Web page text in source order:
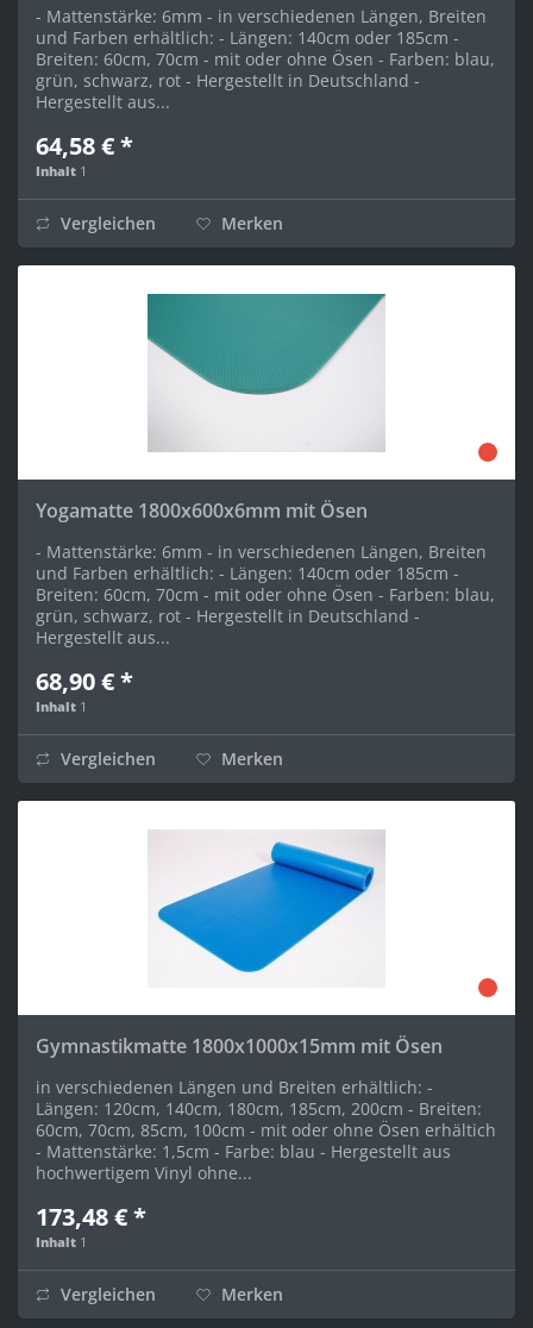
- Mattenstärke: 6mm - in verschiedenen Längen, Breiten
und Farben erhältlich: - Längen: 140cm oder 185cm -
Breiten: 60cm, 70cm - mit oder ohne Ösen - Farben: blau,
grün, schwarz, rot - Hergestellt in Deutschland -
Hergestellt aus...
64,58 € *
Inhalt 1
Vergleichen Merken
Yogamatte 1800x600x6mm mit Ösen
- Mattenstärke: 6mm - in verschiedenen Längen, Breiten
und Farben erhältlich: - Längen: 140cm oder 185cm -
Breiten: 60cm, 70cm - mit oder ohne Ösen - Farben: blau,
grün, schwarz, rot - Hergestellt in Deutschland -
Hergestellt aus...
68,90 € *
Inhalt 1
Vergleichen Merken
Gymnastikmatte 1800x1000x15mm mit Ösen
in verschiedenen Längen und Breiten erhältlich: -
Längen: 120cm, 140cm, 180cm, 185cm, 200cm - Breiten:
60cm, 70cm, 85cm, 100cm - mit oder ohne Ösen erhältich
- Mattenstärke: 1,5cm - Farbe: blau - Hergestellt aus
hochwertigem Vinyl ohne...
173,48 € *
Inhalt 1
Vergleichen Merken